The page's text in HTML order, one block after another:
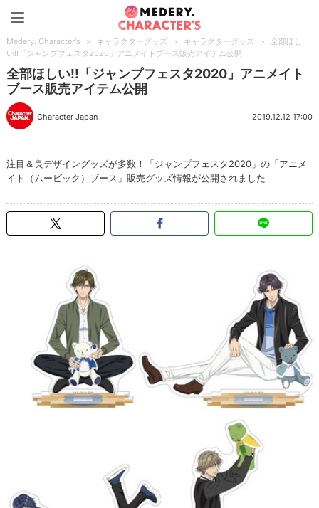
Medery. Character's > キャラクターグッズ > キャラクターグッズ >
全部ほし
い!!「ジャンプフェスタ2020」アニメイトブース販売アイテム公開
全部ほしい!!「ジャンプフェスタ2020」アニメイト
ブース販売アイテム公開
Character Japan 2019.12.12 17:00
注目＆良デザイングッズが多数！「ジャンプフェスタ2020」の「アニメ
イト（ムービック）ブース」販売グッズ情報が公開されました